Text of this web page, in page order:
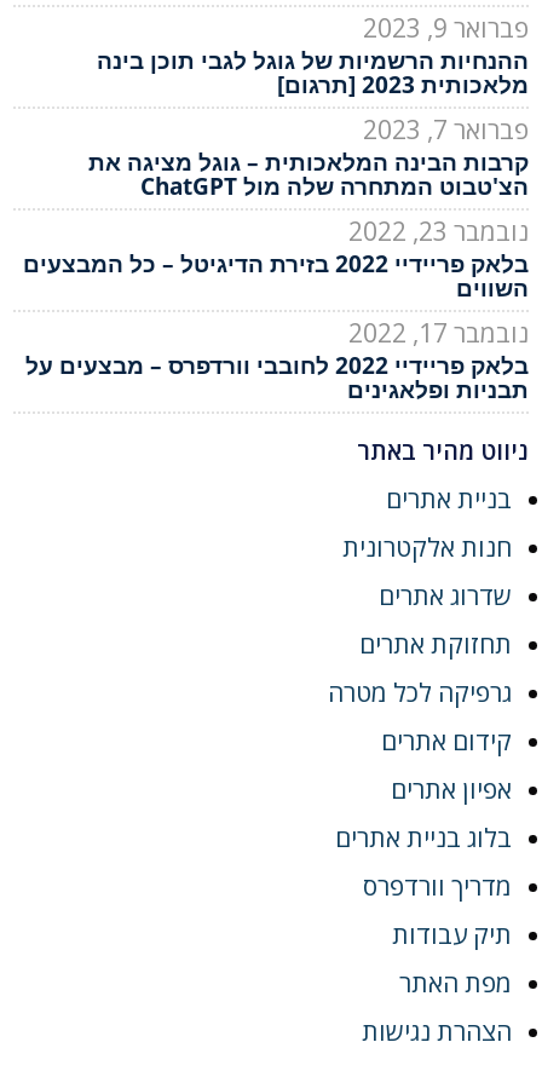
פברואר 9, 2023
ההנחיות הרשמיות של גוגל לגבי תוכן בינה
מלאכותית 2023 [תרגום]
פברואר 7, 2023
קרבות הבינה המלאכותית – גוגל מציגה את
הצ'טבוט המתחרה שלה מול ChatGPT
נובמבר 23, 2022
בלאק פריידיי 2022 בזירת הדיגיטל – כל המבצעים
השווים
נובמבר 17, 2022
בלאק פריידיי 2022 לחובבי וורדפרס – מבצעים על
תבניות ופלאגינים
ניווט מהיר באתר
בניית אתרים
חנות אלקטרונית
שדרוג אתרים
תחזוקת אתרים
גרפיקה לכל מטרה
קידום אתרים
אפיון אתרים
בלוג בניית אתרים
מדריך וורדפרס
תיק עבודות
מפת האתר
הצהרת נגישות